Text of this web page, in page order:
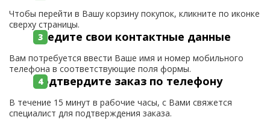
Чтобы перейти в Вашу корзину покупок, кликните по иконке
сверху страницы.
Введите свои контактные данные
Вам потребуется ввести Ваше имя и номер мобильного
телефона в соответствующие поля формы.
Подтвердите заказ по телефону
В течение 15 минут в рабочие часы, с Вами свяжется
специалист для подтверждения заказа.